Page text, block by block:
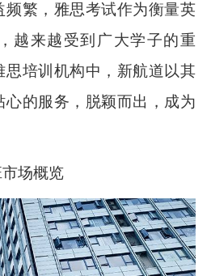
频繁，雅思考试作为衡量英
越来越受到广大学子的重
思培训机构中，新航道以其
的服务，脱颖而出，成为
场概览